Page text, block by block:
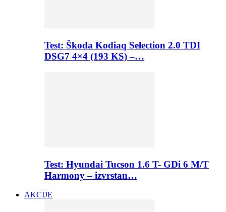
Test: Škoda Kodiaq Selection 2.0 TDI
DSG7 4×4 (193 KS) –…
Test: Hyundai Tucson 1.6 T- GDi 6 M/T
Harmony – izvrstan…
AKCIJE